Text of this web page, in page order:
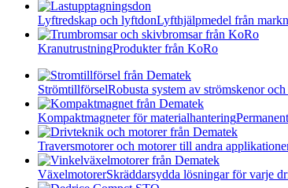
Lyftredskap och lyftdonLyfthjälpmedel från
KranutrustningProdukter från KoRo
StrömtillförselRobusta system av strömskenor
Kompaktmagneter för materialhantering
Traversmotorer och motorer till andra
VäxelmotorerSkräddarsydda lösningar för varje